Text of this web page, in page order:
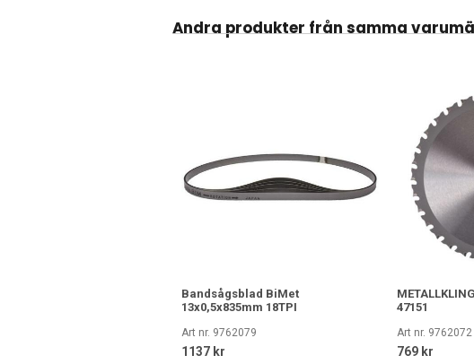
Andra produkter från samma
Bandsågsblad BiMet
13x0,5x835mm 18TPI
Art nr. 9762079
1137 kr
47151
Art nr. 9762072
769 kr